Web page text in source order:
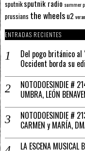
sputnik sputnik radio summer
prussians the wheelsu2
ENTRADAS RECIENTES
Del pogo británico al
Occident borda su
NOTODOESINDIE #
UMBRA, LEÓN
NOTODOESINDIE #
CARMEN y MARÍA,
LA ESCENA MUSICAL